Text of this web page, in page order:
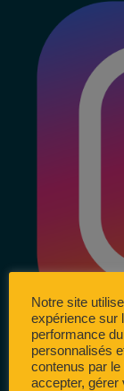
Notre site
expérience sur
performance
personnalisés
contenus par
accepter, gérer